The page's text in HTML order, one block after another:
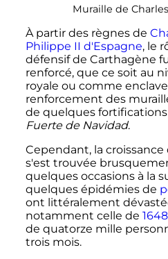
Muraille de Charles
À partir des règnes de
Philippe II d'Espagne, le
défensif de Carthagène
renforcé, que ce soit au
royale ou comme
renforcement des
de quelques
Fuerte de Navidad.
Cependant, la
s'est trouvée
quelques occasions à la
quelques épidémies de
ont littéralement
notamment celle de 1648
de quatorze mille
trois mois.